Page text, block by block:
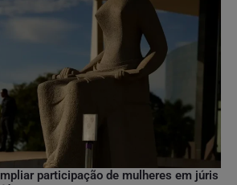
participação de mulheres em júris